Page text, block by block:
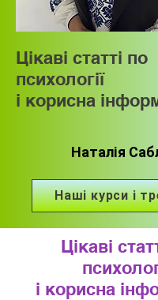
Цікаві статті по
психології
і корисна
Наталія
Наші курси і
Цікаві
і корисна